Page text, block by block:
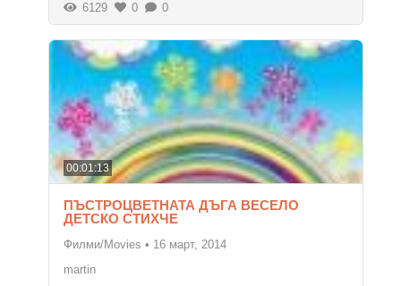
6129 0 0
00:01:13
ПЪСТРОЦВЕТНАТА ДЪГА ВЕСЕЛО
ДЕТСКО СТИХЧЕ
Филми/Movies • 16 март, 2014
martin